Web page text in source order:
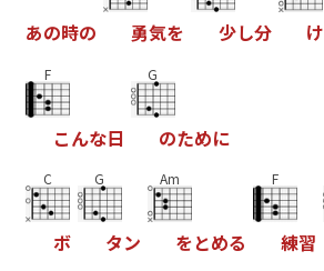
あの時の 勇気を 少し分 け
F
こんな日
G
のために
C
ボ
G
タン
Am
をとめる
F
練習